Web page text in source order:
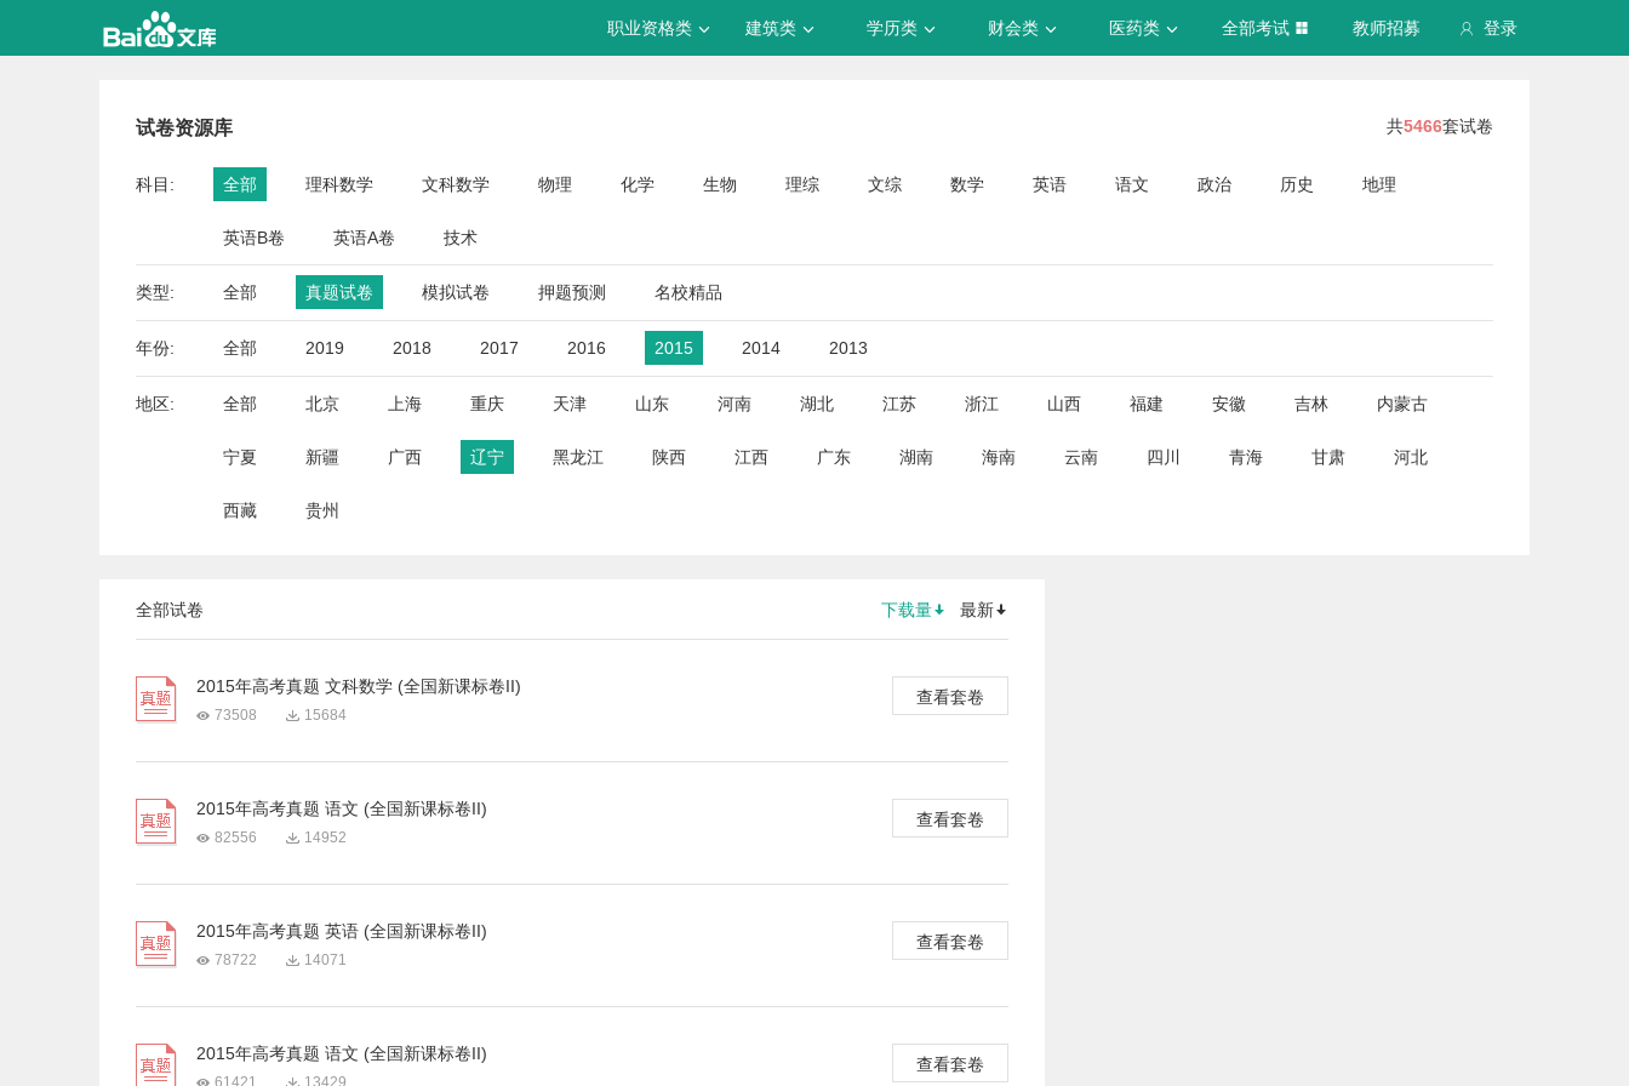
登录
职业资格类 建筑类 学历类 财会类 医药类 全部考试 教师招募
试卷资源库 共5466套试卷
科目: 全部 理科数学 文科数学 物理 化学 生物 理综 文综 数学 英语 语文 政治 历史 地理
英语B卷 英语A卷 技术
类型: 全部 真题试卷 模拟试卷 押题预测 名校精品
年份: 全部 2019 2018 2017 2016 2015 2014 2013
地区: 全部 北京 上海 重庆 天津 山东 河南 湖北 江苏 浙江 山西 福建 安徽 吉林 内蒙古
宁夏 新疆 广西 辽宁 黑龙江 陕西 江西 广东 湖南 海南 云南 四川 青海 甘肃 河北
西藏 贵州
全部试卷 下载量 最新
2015年高考真题 文科数学 (全国新课标卷II)
73508 15684
查看套卷
2015年高考真题 语文 (全国新课标卷II)
82556 14952
查看套卷
2015年高考真题 英语 (全国新课标卷II)
78722 14071
查看套卷
2015年高考真题 语文 (全国新课标卷II)
61421 13429
查看套卷